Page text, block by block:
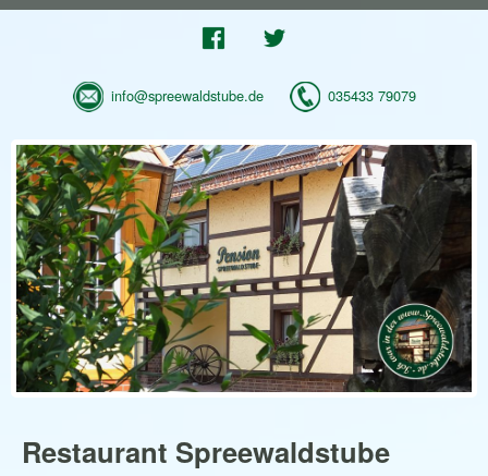
info@spreewaldstube.de 035433 79079
Restaurant Spreewaldstube